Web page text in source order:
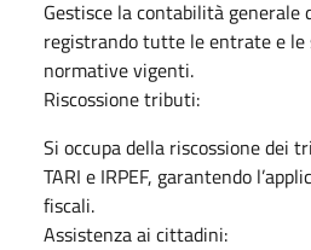
Gestisce la contabilità generale
registrando tutte le entrate e le
normative vigenti.
Riscossione tributi:
Si occupa della riscossione dei
TARI e IRPEF, garantendo
fiscali.
Assistenza ai cittadini: